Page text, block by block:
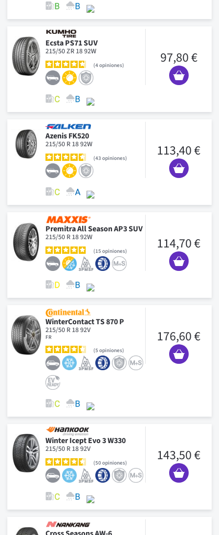
Ecsta PS71 SUV
215/50 ZR 18 92W
4opiniones 97,80 €
Azenis FK520
215/50 R 18 92W
43 opiniones 113,40 €
Premitra All Season AP3 SUV
215/50 R 18 92W
15 opiniones 114,70 €
WinterContact TS 870 P
215/50 R 18 92V
FR
5 opiniones
176,60 €
Winter Icept Evo 3 W330
215/50 R 18 92V
50opiniones 143,50 €